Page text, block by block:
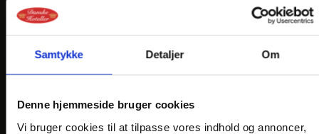
Samtykke Detaljer Om
Denne hjemmeside bruger cookies
Vi bruger cookies til at tilpasse vores indhold og annoncer,
Købmagergade 20
hotelkirstine.dk